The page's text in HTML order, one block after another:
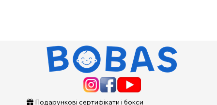
Подарункові сертифікати і бокси